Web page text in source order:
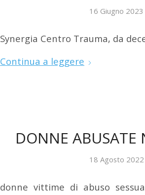
16 Giugno 2023
Synergia Centro Trauma, da
Continua a leggere
DONNE ABUSATE
18 Agosto 2022
donne vittime di abuso